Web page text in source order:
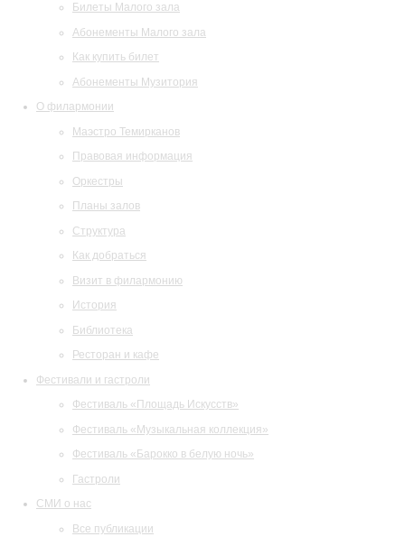
Билеты Малого зала
Абонементы Малого зала
Как купить билет
Абонементы Музитория
О филармонии
Маэстро Темирканов
Правовая информация
Оркестры
Планы залов
Структура
Как добраться
Визит в филармонию
История
Библиотека
Ресторан и кафе
Фестивали и гастроли
Фестиваль «Площадь Искусств»
Фестиваль «Музыкальная коллекция»
Фестиваль «Барокко в белую ночь»
Гастроли
СМИ о нас
Все публикации